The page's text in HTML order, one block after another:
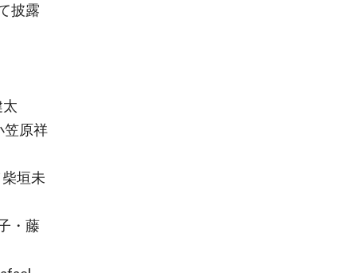
披露
笠原祥
垣未
・藤